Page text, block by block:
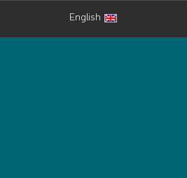
English